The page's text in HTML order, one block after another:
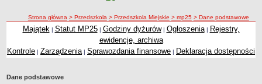
Licea
Zespoły Szkół
Techniczne Zakłady Naukowe
Przedszkola Miejskie
ścieżka nawigacji
Strona główna > Przedszkola > Przedszkola Miejskie > mp25 > Dane podstawowe
Majątek | Statut MP25| Godziny dyżurów| Ogłoszenia| Rejestry,
ewidencje, archiwa
Kontrole | Zarządzenia | Sprawozdania finansowe | Deklaracja dostępności
Dane podstawowe